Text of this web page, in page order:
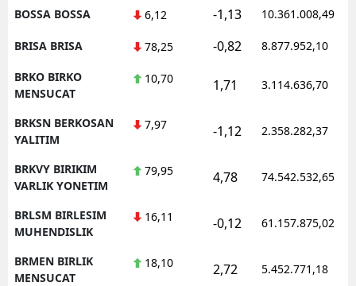
BOSSA BOSSA 6,12 -1,13 10.361.008,49
BRISA BRISA 78,25 -0,82 8.877.952,10
BRKO BIRKO
MENSUCAT
10,70 1,71 3.114.636,70
BRKSN BERKOSAN
YALITIM
7,97 -1,12 2.358.282,37
BRKVY BIRIKIM
VARLIK YONETIM
79,95 4,78 74.542.532,65
BRLSM BIRLESIM
MUHENDISLIK
16,11 -0,12 61.157.875,02
BRMEN BIRLIK
MENSUCAT
18,10 2,72 5.452.771,18